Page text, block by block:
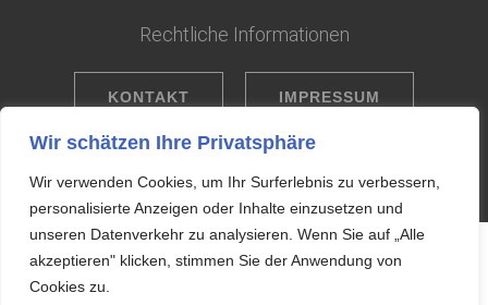
Wir schätzen Ihre Privatsphäre
Wir verwenden Cookies, um Ihr Surferlebnis zu verbessern,
personalisierte Anzeigen oder Inhalte einzusetzen und
unseren Datenverkehr zu analysieren. Wenn Sie auf „Alle
akzeptieren" klicken, stimmen Sie der Anwendung von
Cookies zu.
Rechtliche Informationen
KONTAKT IMPRESSUM